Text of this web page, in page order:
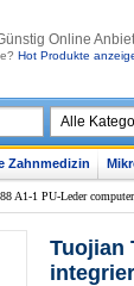
Online
Hot Produkte
Zahnmedizin
A1-1 PU-Leder
Tuojian